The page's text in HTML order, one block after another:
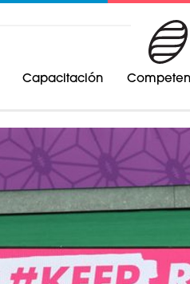
Capacitación